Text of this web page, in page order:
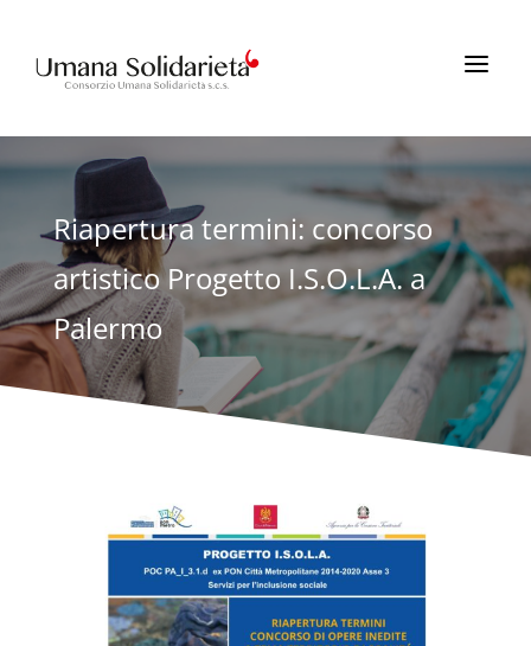
a
Riapertura termini: concorso
artistico Progetto I.S.O.L.A. a
Palermo